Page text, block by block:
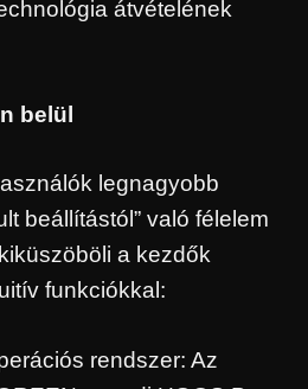
átvételének
belül
legnagyobb
beállítástól” való félelem
a kezdők
funkciókkal:
rendszer: Az